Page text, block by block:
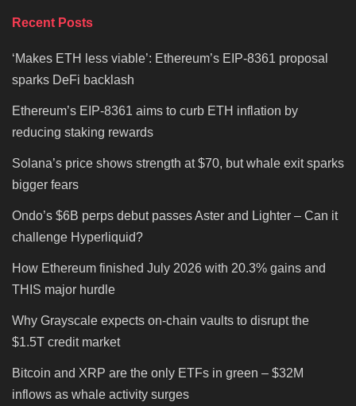
Recent Posts
‘Makes ETH less viable’: Ethereum’s EIP-8361 proposal
sparks DeFi backlash
Ethereum’s EIP-8361 aims to curb ETH inflation by
reducing staking rewards
Solana’s price shows strength at $70, but whale exit sparks
bigger fears
Ondo’s $6B perps debut passes Aster and Lighter – Can it
challenge Hyperliquid?
How Ethereum finished July 2026 with 20.3% gains and
THIS major hurdle
Why Grayscale expects on-chain vaults to disrupt the
$1.5T credit market
Bitcoin and XRP are the only ETFs in green – $32M
inflows as whale activity surges